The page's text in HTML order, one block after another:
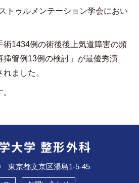
トゥルメンテーション学会におい
術1434例の術後後上気道障害の頻
挿管例13例の検討」が最優秀演
ました。
大学 整形外科
東京都文京区湯島1-5-45